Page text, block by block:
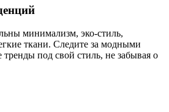
минимализм, эко-стиль,
ткани. Следите за модными
тренды под свой стиль, не забывая о